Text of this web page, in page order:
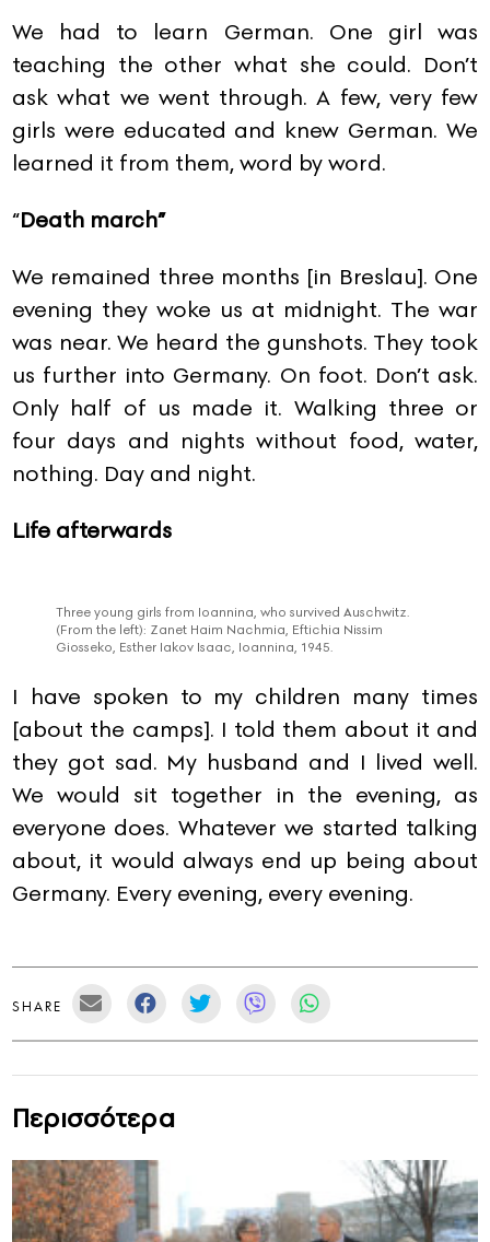
We had to learn German. One girl was
teaching the other what she could. Don’t
ask what we went through. A few, very few
girls were educated and knew German. We
learned it from them, word by word.
“Death march”
We remained three months [in Breslau]. One
evening they woke us at midnight. The war
was near. We heard the gunshots. They took
us further into Germany. On foot. Don’t ask.
Only half of us made it. Walking three or
four days and nights without food, water,
nothing. Day and night.
Life afterwards
Three young girls from Ioannina, who survived Auschwitz.
(From the left): Zanet Haim Nachmia, Eftichia Nissim
Giosseko, Esther Iakov Isaac, Ioannina, 1945.
I have spoken to my children many times
[about the camps]. I told them about it and
they got sad. My husband and I lived well.
We would sit together in the evening, as
everyone does. Whatever we started talking
about, it would always end up being about
Germany. Every evening, every evening.
SHARE
Περισσότερα